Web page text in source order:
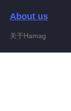
About us
关于Hamag
AR